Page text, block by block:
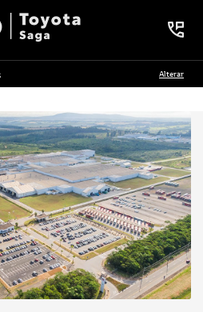
Alterar